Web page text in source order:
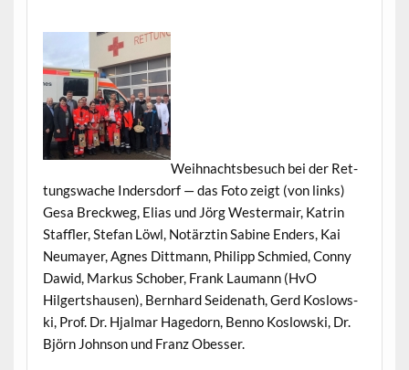
Wei­h­nachts­be­such bei der Ret­
tungswache Inder­s­dorf — das Foto zeigt (von links)
Gesa Breck­weg, Elias und Jörg West­er­mair, Katrin
Staffler, Ste­fan Löwl, Notärztin Sabine Enders, Kai
Neu­may­er, Agnes Dittmann, Philipp Schmied, Con­ny
Daw­id, Markus Schober, Frank Lau­mann (HvO
Hilgertshausen), Bern­hard Sei­de­nath, Gerd Koslows­
ki, Prof. Dr. Hjal­mar Hage­dorn, Ben­no Koslows­ki, Dr.
Björn John­son und Franz Obesser.